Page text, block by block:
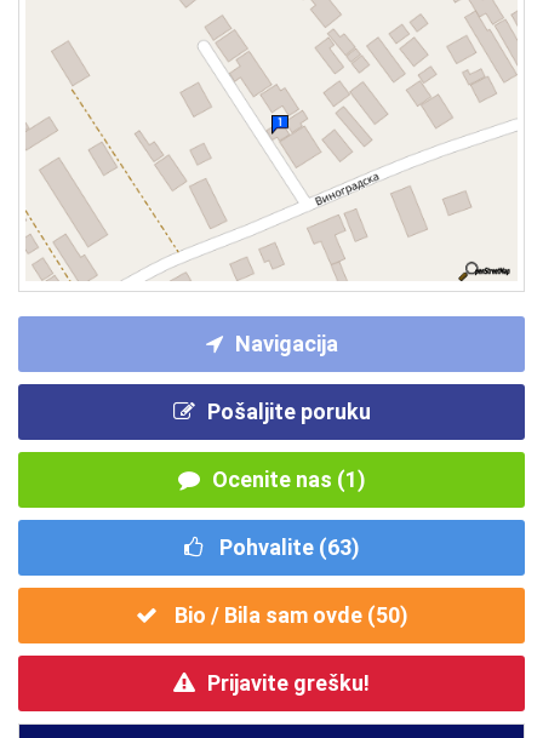
Navigacija
Pošaljite poruku
Ocenite nas (1)
Pohvalite (63)
Bio / Bila sam ovde (50)
Prijavite grešku!